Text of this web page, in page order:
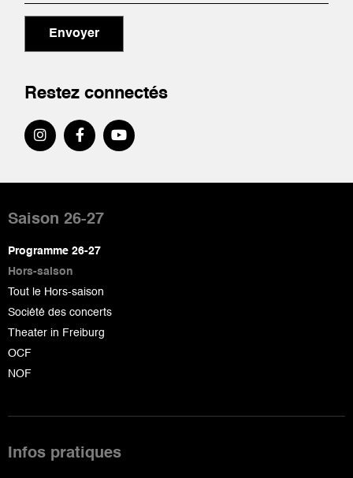
Envoyer
Restez connectés
de
page
Saison 26-27
Programme 26-27
Hors-saison
Tout le Hors-saison
Société des concerts
Theater in Freiburg
OCF
NOF
Infos pratiques